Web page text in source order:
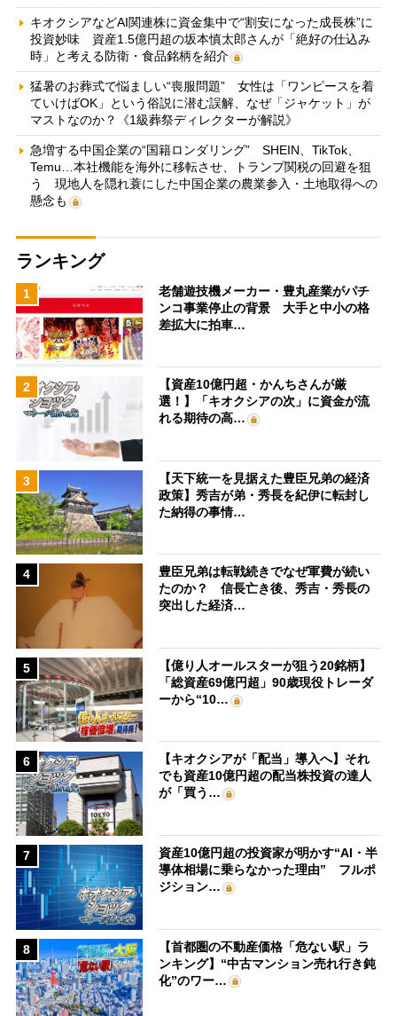
キオクシアなどAI関連株に資金集中で“割安になった成長株”に
投資妙味 資産1.5億円超の坂本慎太郎さんが「絶好の仕込み
時」と考える防衛・食品銘柄を紹介
猛暑のお葬式で悩ましい“喪服問題” 女性は「ワンピースを着
ていけばOK」という俗説に潜む誤解、なぜ「ジャケット」が
マストなのか？《1級葬祭ディレクターが解説》
急増する中国企業の“国籍ロンダリング” SHEIN、TikTok、
Temu…本社機能を海外に移転させ、トランプ関税の回避を狙
う 現地人を隠れ蓑にした中国企業の農業参入・土地取得への
懸念も
ランキング
1
老舗遊技機メーカー・豊丸産業がパチ
ンコ事業停止の背景 大手と中小の格
差拡大に拍車…
2
【資産10億円超・かんちさんが厳
選！】「キオクシアの次」に資金が流
れる期待の高…
3
【天下統一を見据えた豊臣兄弟の経済
政策】秀吉が弟・秀長を紀伊に転封し
た納得の事情…
4
豊臣兄弟は転戦続きでなぜ軍費が続い
たのか？ 信長亡き後、秀吉・秀長の
突出した経済…
5
【億り人オールスターが狙う20銘柄】
「総資産69億円超」90歳現役トレーダ
ーから“10…
6
【キオクシアが「配当」導入へ】それ
でも資産10億円超の配当株投資の達人
が「買う…
7
資産10億円超の投資家が明かす“AI・半
導体相場に乗らなかった理由” フルポ
ジション…
8
【首都圏の不動産価格「危ない駅」ラ
ンキング】“中古マンション売れ行き鈍
化”のワー…